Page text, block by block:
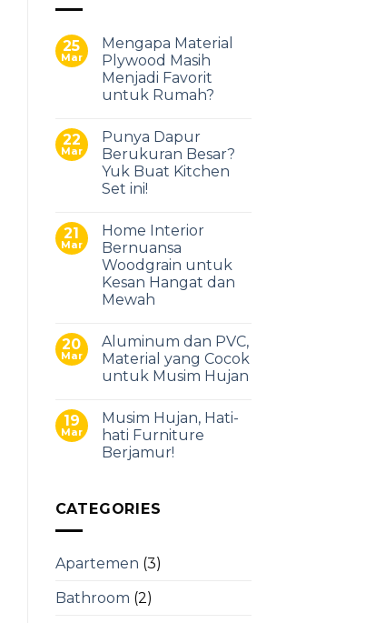
25
Mar
Mengapa Material
Plywood Masih
Menjadi Favorit
untuk Rumah?
22
Mar
Punya Dapur
Berukuran Besar?
Yuk Buat Kitchen
Set ini!
21
Mar
Home Interior
Bernuansa
Woodgrain untuk
Kesan Hangat dan
Mewah
20
Mar
Aluminum dan PVC,
Material yang Cocok
untuk Musim Hujan
19
Mar
Musim Hujan, Hati-
hati Furniture
Berjamur!
CATEGORIES
Apartemen (3)
Bathroom (2)